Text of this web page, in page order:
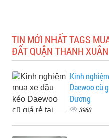
TIN MỚI NHẤT TAGS
ĐẤT QUẬN THANH XUÂN
Kinh
Daewoo cũ
Dương
3960